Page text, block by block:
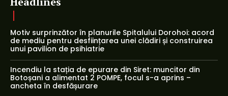
Motiv surprinzător în planurile Spitalului Dorohoi: acord
de mediu pentru desființarea unei clădiri și construirea
unui pavilion de psihiatrie
Incendiu la stația de epurare din Siret: muncitor din
Botoșani a alimentat 2 POMPE, focul s-a aprins –
ancheta în desfășurare